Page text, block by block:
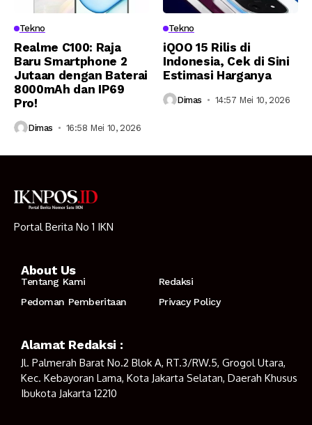
Tekno
Realme C100: Raja
Baru Smartphone 2
Jutaan dengan Baterai
8000mAh dan IP69
Pro!
Dimas 16:58 Mei 10, 2026
Tekno
iQOO 15 Rilis di
Indonesia, Cek di Sini
Estimasi Harganya
Dimas 14:57 Mei 10, 2026
Portal Berita No 1 IKN
About Us
Tentang Kami
Redaksi
Pedoman Pemberitaan
Privacy Policy
Alamat Redaksi :
Jl. Palmerah Barat No.2 Blok A, RT.3/RW.5, Grogol Utara,
Kec. Kebayoran Lama, Kota Jakarta Selatan, Daerah Khusus
Ibukota Jakarta 12210